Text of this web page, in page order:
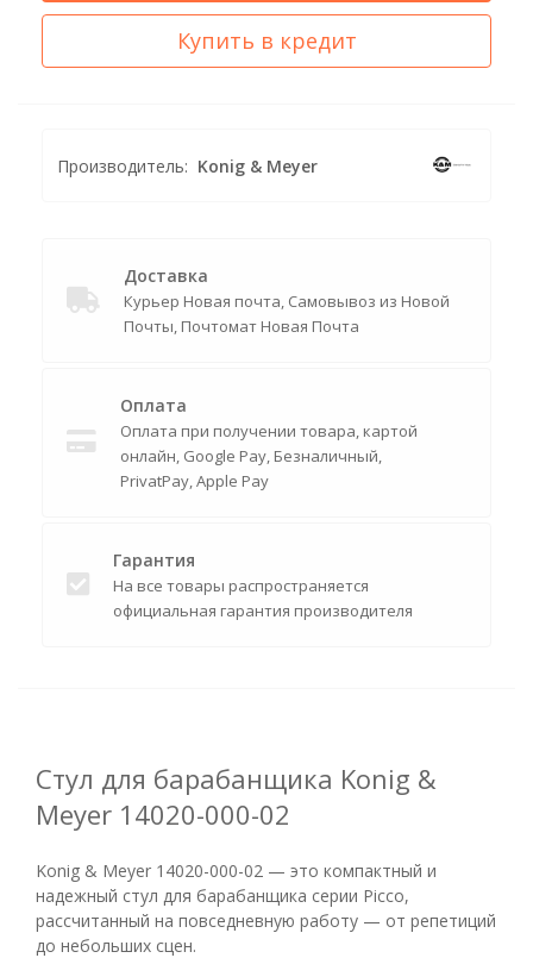
Купить в кредит
Производитель: Konig & Meyer
Доставка
Курьер Новая почта, Самовывоз из Новой
Почты, Почтомат Новая Почта
Оплата
Оплата при получении товара, картой
онлайн, Google Pay, Безналичный,
PrivatPay, Apple Pay
Гарантия
На все товары распространяется
официальная гарантия производителя
Стул для барабанщика Konig &
Meyer 14020-000-02
Konig & Meyer 14020-000-02 — это компактный и
надежный стул для барабанщика серии Picco,
рассчитанный на повседневную работу — от репетиций
до небольших сцен.